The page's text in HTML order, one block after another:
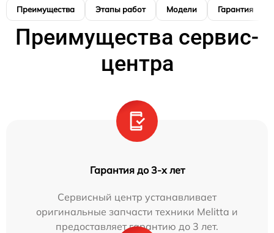
Преимущества Этапы работ Модели Гарантия
Преимущества сервис-
центра
Гарантия до 3-х лет
Сервисный центр устанавливает
оригинальные запчасти техники Melitta и
предоставляет гарантию до 3 лет.